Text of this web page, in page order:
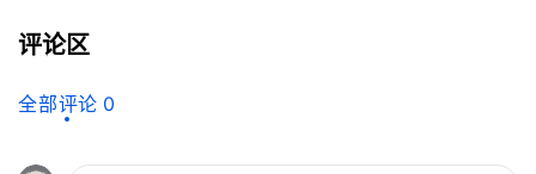
评论区
全部评论 0